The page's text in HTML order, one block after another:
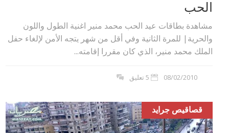
الحب
مشاهدة بطاقات عيد الحب محمد منير اغنية الطول واللون
والحرية| للمرة الثانية وفي أقل من شهر يتجه الأمن لإلغاء حفل
الملك محمد منير، الذي كان مقررا إقامته...
08/02/2010 5 تعليق
قصاقيص جرايد